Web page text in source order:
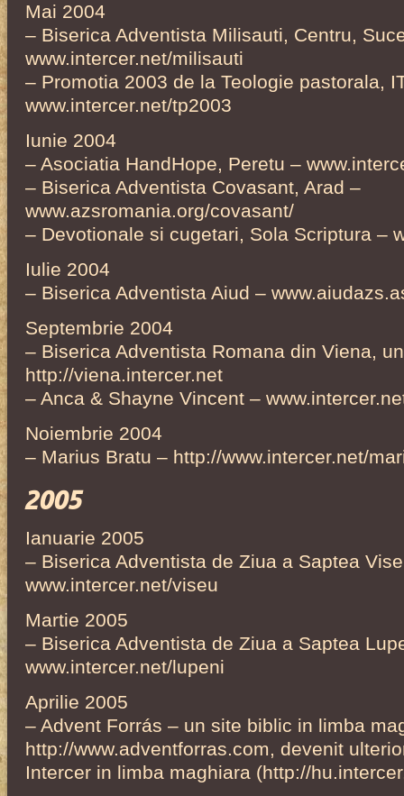
Mai 2004
– Biserica Adventista Milisauti, Centru,
www.intercer.net/milisauti
– Promotia 2003 de la Teologie pastorala,
www.intercer.net/tp2003
Iunie 2004
– Asociatia HandHope, Peretu –
– Biserica Adventista Covasant, Arad –
www.azsromania.org/covasant/
– Devotionale si cugetari, Sola Scriptura –
Iulie 2004
– Biserica Adventista Aiud –
Septembrie 2004
– Biserica Adventista Romana din Viena,
http://viena.intercer.net
– Anca & Shayne Vincent –
Noiembrie 2004
– Marius Bratu – http://www.intercer.net/
2005
Ianuarie 2005
– Biserica Adventista de Ziua a Saptea
www.intercer.net/viseu
Martie 2005
– Biserica Adventista de Ziua a Saptea
www.intercer.net/lupeni
Aprilie 2005
– Advent Forrás – un site biblic in limba
http://www.adventforras.com, devenit
Intercer in limba maghiara (http://